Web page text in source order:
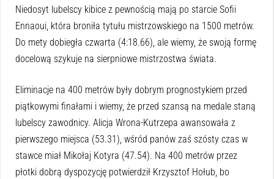
Niedosyt lubelscy kibice z pewnością mają po starcie Sofii
Ennaoui, która broniła tytułu mistrzowskiego na 1500 metrów.
Do mety dobiegła czwarta (4:18.66), ale wiemy, że swoją formę
docelową szykuje na sierpniowe mistrzostwa świata.
Eliminacje na 400 metrów były dobrym prognostykiem przed
piątkowymi finałami i wiemy, że przed szansą na medale staną
lubelscy zawodnicy. Alicja Wrona-Kutrzepa awansowała z
pierwszego miejsca (53.31), wśród panów zaś szósty czas w
stawce miał Mikołaj Kotyra (47.54). Na 400 metrów przez
płotki dobrą dyspozycję potwierdził Krzysztof Hołub, bo